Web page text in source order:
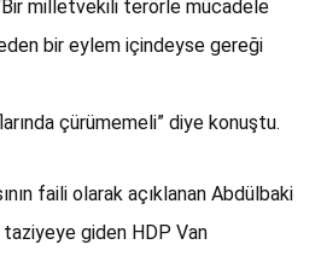
milletvekili terörle mücadele
bir eylem içindeyse gereği
çürümemeli” diye konuştu.
faili olarak açıklanan Abdülbaki
taziyeye giden HDP Van